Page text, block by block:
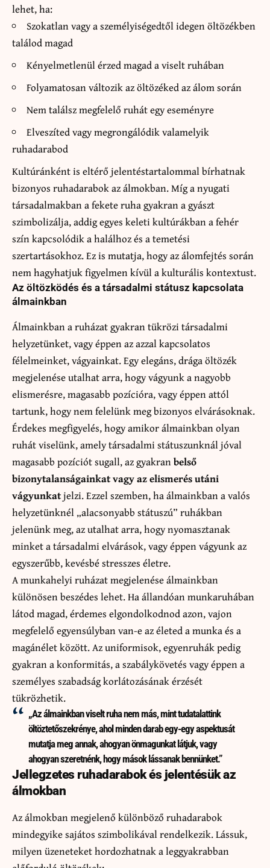
lehet, ha:
Szokatlan vagy a személyiségedtől idegen öltözékben
találod magad
Kényelmetlenül érzed magad a viselt ruhában
Folyamatosan változik az öltözéked az álom során
Nem találsz megfelelő ruhát egy eseményre
Elveszíted vagy megrongálódik valamelyik
ruhadarabod
Kultúránként is eltérő jelentéstartalommal bírhatnak
bizonyos ruhadarabok az álmokban. Míg a nyugati
társadalmakban a fekete ruha gyakran a gyászt
szimbolizálja, addig egyes keleti kultúrákban a fehér
szín kapcsolódik a halálhoz és a temetési
szertartásokhoz. Ez is mutatja, hogy az álomfejtés során
nem hagyhatjuk figyelmen kívül a kulturális kontextust.
Az öltözködés és a társadalmi státusz kapcsolata
álmainkban
Álmainkban a ruházat gyakran tükrözi társadalmi
helyzetünket, vagy éppen az azzal kapcsolatos
félelmeinket, vágyainkat. Egy elegáns, drága öltözék
megjelenése utalhat arra, hogy vágyunk a nagyobb
elismerésre, magasabb pozícióra, vagy éppen attól
tartunk, hogy nem felelünk meg bizonyos elvárásoknak.
Érdekes megfigyelés, hogy amikor álmainkban olyan
ruhát viselünk, amely társadalmi státuszunknál jóval
magasabb pozíciót sugall, az gyakranbelső
bizonytalanságainkat vagy az elismerés utáni
vágyunkatjelzi. Ezzel szemben, ha álmainkban a valós
helyzetünknél „alacsonyabb státuszú” ruhákban
jelenünk meg, az utalhat arra, hogy nyomasztanak
minket a társadalmi elvárások, vagy éppen vágyunk az
egyszerűbb, kevésbé stresszes életre.
A munkahelyi ruházat megjelenése álmainkban
különösen beszédes lehet. Ha állandóan munkaruhában
látod magad, érdemes elgondolkodnod azon, vajon
megfelelő egyensúlyban van-e az életed a munka és a
magánélet között. Az uniformisok, egyenruhák pedig
gyakran a konformitás, a szabálykövetés vagy éppen a
személyes szabadság korlátozásának érzését
tükrözhetik.
„Az álmainkban viselt ruha nem más, mint tudatalattink
öltöztetőszekrénye, ahol minden darab egy-egy aspektusát
mutatja meg annak, ahogyan önmagunkat látjuk, vagy
ahogyan szeretnénk, hogy mások lássanak bennünket.”
Jellegzetes ruhadarabok és jelentésük az
álmokban
Az álmokban megjelenő különböző ruhadarabok
mindegyike sajátos szimbolikával rendelkezik. Lássuk,
milyen üzeneteket hordozhatnak a leggyakrabban